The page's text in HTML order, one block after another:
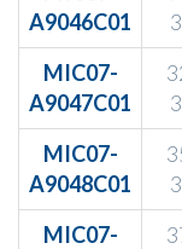
A9046C01
MIC07-
A9047C01
MIC07-
A9048C01
MIC07-